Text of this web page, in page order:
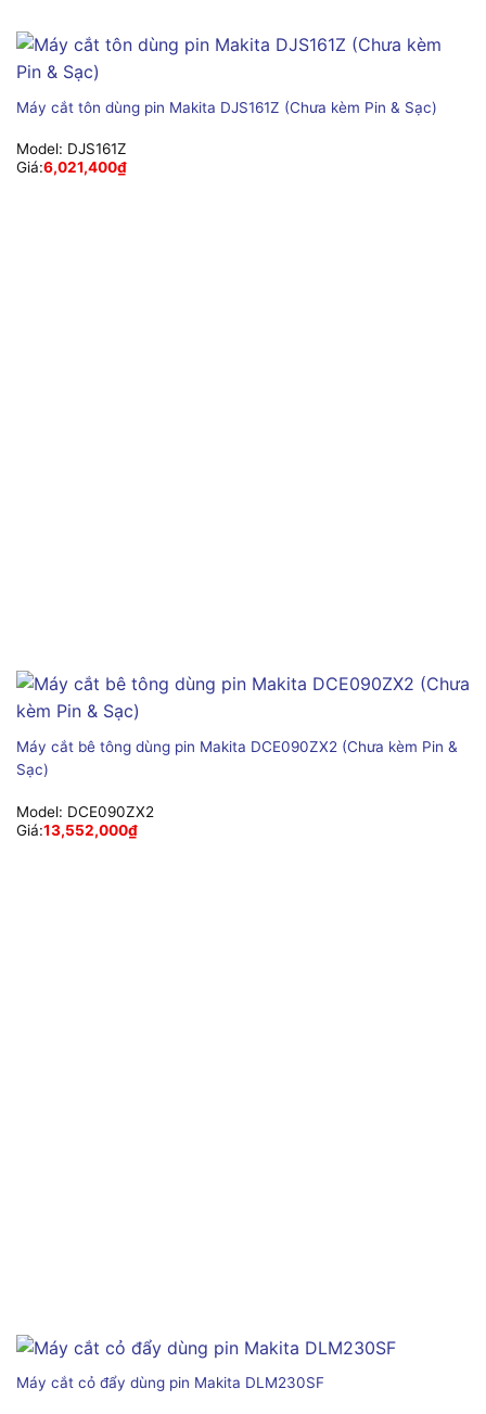
Máy cắt tôn dùng pin Makita DJS161Z (Chưa kèm Pin & Sạc)
Model: DJS161Z
Giá:6,021,400₫
Máy cắt bê tông dùng pin Makita DCE090ZX2 (Chưa kèm Pin &
Sạc)
Model: DCE090ZX2
Giá:13,552,000₫
Máy cắt cỏ đẩy dùng pin Makita DLM230SF